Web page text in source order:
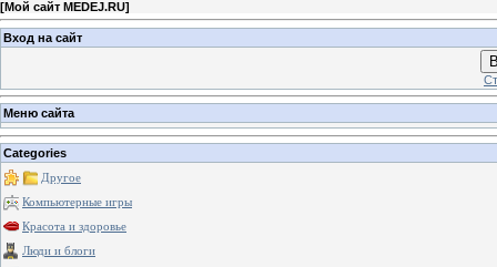
[Мой сайт MEDEJ.RU]
Вход на сайт
Меню сайта
Categories
Другое
Компьютерные игры
Красота и здоровье
Люди и блоги